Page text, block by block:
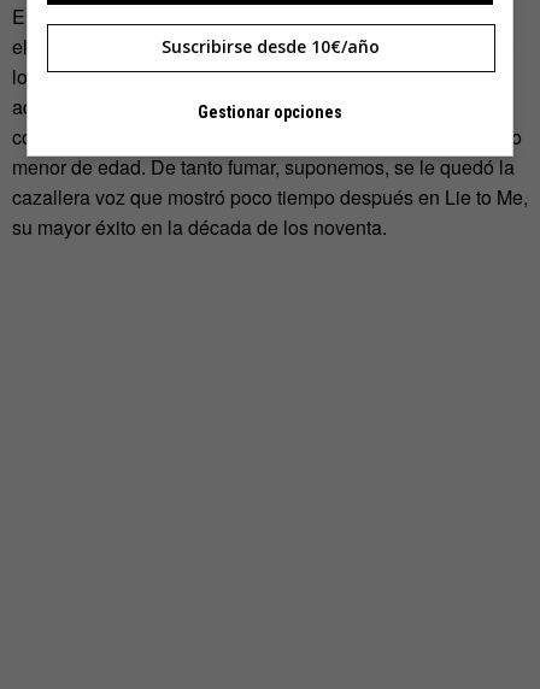
En Estados Unidos siempre ha triunfado más la guitarra
eléctrica. Johnny Lang un chico de catorce que camina por
los intrincados senderos del blues, publicaba Smokin’. Por
aquella época, en el país norteamericano aún no se
consideraba delito hacer referencia al tabaco, ni aún siendo
menor de edad. De tanto fumar, suponemos, se le quedó la
cazallera voz que mostró poco tiempo después en Lie to Me,
su mayor éxito en la década de los noventa.
Suscribirse desde 10€/año
Gestionar opciones